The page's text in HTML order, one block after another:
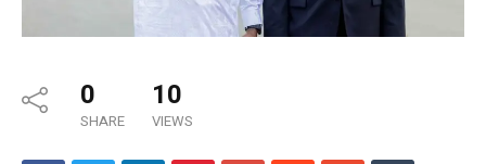
0
SHARE
10
VIEWS